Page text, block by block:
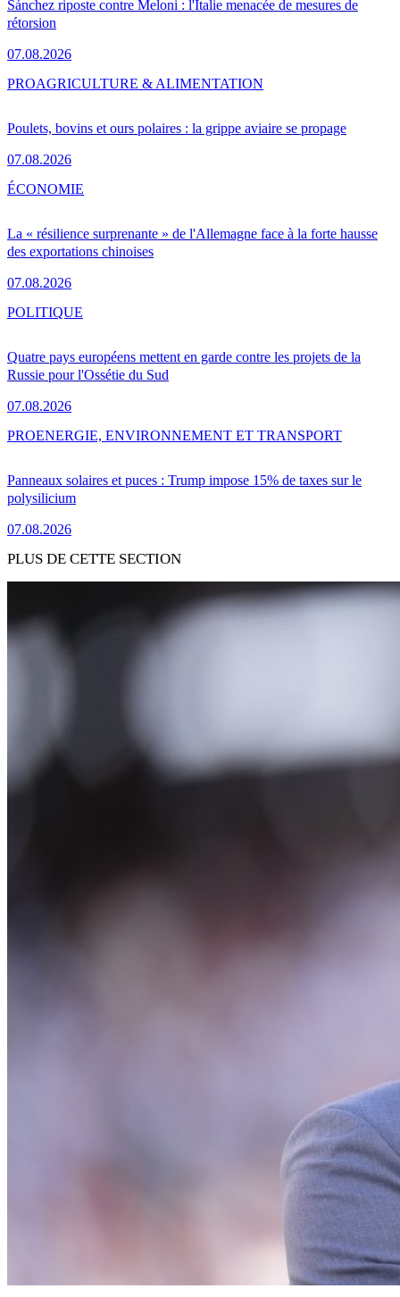
Sánchez riposte contre Meloni : l'Italie menacée de mesures de
rétorsion
07.08.2026
Poulets, bovins et ours polaires : la grippe aviaire se propage
07.08.2026
PROAGRICULTURE & ALIMENTATION
La « résilience surprenante » de l'Allemagne face à la forte hausse
des exportations chinoises
07.08.2026
ÉCONOMIE
Quatre pays européens mettent en garde contre les projets de la
Russie pour l'Ossétie du Sud
07.08.2026
POLITIQUE
Panneaux solaires et puces : Trump impose 15% de taxes sur le
polysilicium
07.08.2026
PROENERGIE, ENVIRONNEMENT ET TRANSPORT
PLUS DE CETTE SECTION